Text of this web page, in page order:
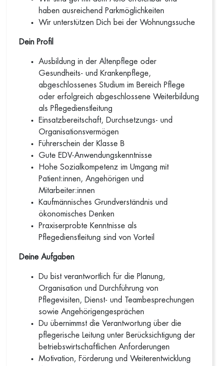
haben ausreichend Parkmöglichkeiten
Wir unterstützen Dich bei der Wohnungssuche
Dein Profil
Ausbildung in der Altenpflege oder
Gesundheits- und Krankenpflege,
abgeschlossenes Studium im Bereich Pflege
oder erfolgreich abgeschlossene Weiterbildung
als Pflegedienstleitung
Einsatzbereitschaft, Durchsetzungs- und
Organisationsvermögen
Führerschein der Klasse B
Gute EDV-Anwendungskenntnisse
Hohe Sozialkompetenz im Umgang mit
Patient:innen, Angehörigen und
Mitarbeiter:innen
Kaufmännisches Grundverständnis und
ökonomisches Denken
Praxiserprobte Kenntnisse als
Pflegedienstleitung sind von Vorteil
Deine Aufgaben
Du bist verantwortlich für die Planung,
Organisation und Durchführung von
Pflegevisiten, Dienst- und Teambesprechungen
sowie Angehörigengesprächen
Du übernimmst die Verantwortung über die
pflegerische Leitung unter Berücksichtigung der
betriebswirtschaftlichen Anforderungen
Motivation, Förderung und Weiterentwicklung